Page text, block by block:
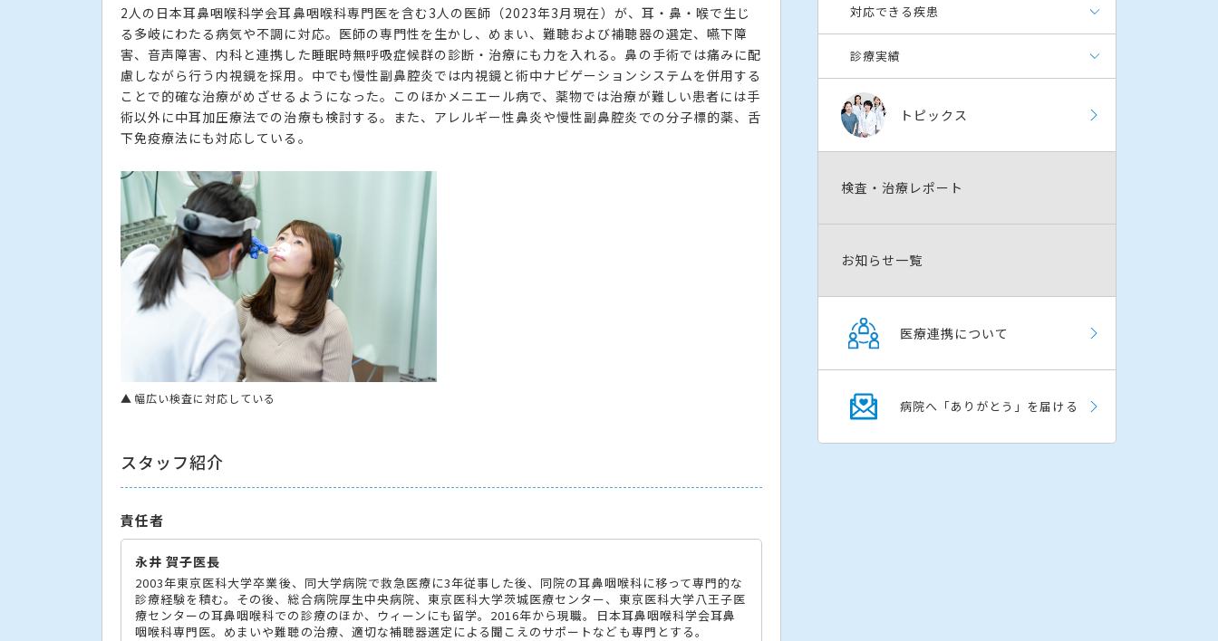
2人の日本耳鼻咽喉科学会耳鼻咽喉科専門医を含む3人の医師（2023年3月現在）が、耳・鼻・喉で生じ
る多岐にわたる病気や不調に対応。医師の専門性を生かし、めまい、難聴および補聴器の選定、嚥下障
害、音声障害、内科と連携した睡眠時無呼吸症候群の診断・治療にも力を入れる。鼻の手術では痛みに配
慮しながら行う内視鏡を採用。中でも慢性副鼻腔炎では内視鏡と術中ナビゲーションシステムを併用する
ことで的確な治療がめざせるようになった。このほかメニエール病で、薬物では治療が難しい患者には手
術以外に中耳加圧療法での治療も検討する。また、アレルギー性鼻炎や慢性副鼻腔炎での分子標的薬、舌
下免疫療法にも対応している。
幅広い検査に対応している
スタッフ紹介
責任者
永井 賀子医長
2003年東京医科大学卒業後、同大学病院で救急医療に3年従事した後、同院の耳鼻咽喉科に移って専門的な
診療経験を積む。その後、総合病院厚生中央病院、東京医科大学茨城医療センター、東京医科大学八王子医
療センターの耳鼻咽喉科での診療のほか、ウィーンにも留学。2016年から現職。日本耳鼻咽喉科学会耳鼻
咽喉科専門医。めまいや難聴の治療、適切な補聴器選定による聞こえのサポートなども専門とする。
対応できる疾患
診療実績
トピックス
検査・治療レポート
お知らせ一覧
医療連携について
病院へ「ありがとう」を届ける